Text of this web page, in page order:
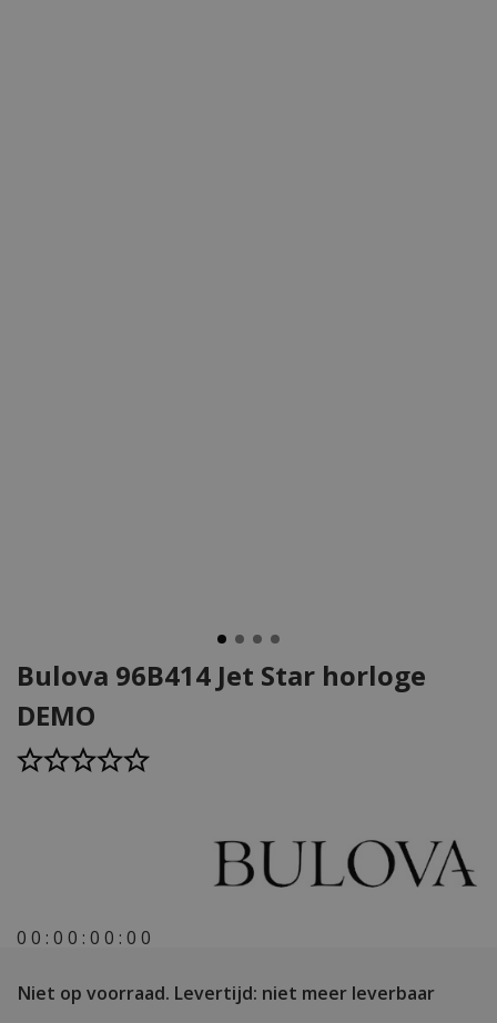
Bulova 96B414 Jet Star horloge
DEMO
0 0 : 0 0 : 0 0 : 0 0
Niet op voorraad. Levertijd: niet meer leverbaar